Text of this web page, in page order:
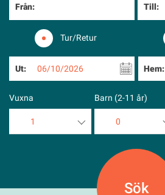
Från: Till:
Tur/Retur
Ut: 06/10/2026 Hem:
Vuxna
1
Barn (2-11 år)
0